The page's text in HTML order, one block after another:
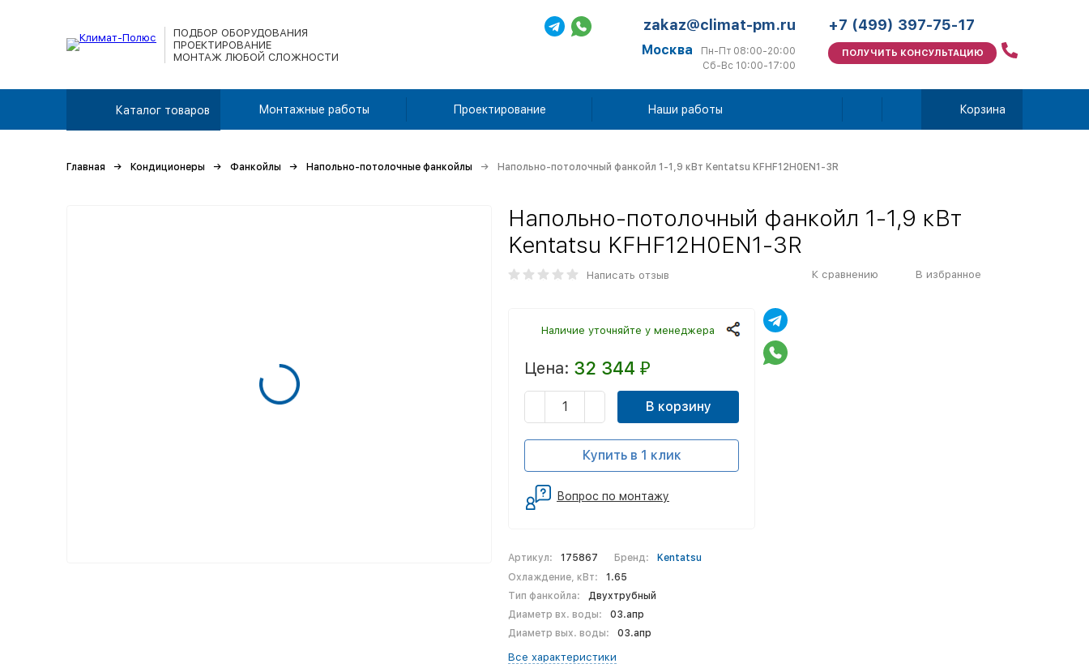
ПОДБОР ОБОРУДОВАНИЯ
ПРОЕКТИРОВАНИЕ
МОНТАЖ ЛЮБОЙ СЛОЖНОСТИ
zakaz@climat-pm.ru
Москва
Пн-Пт 08:00-20:00
Сб-Вс 10:00-17:00
+7 (499) 397-75-17
ПОЛУЧИТЬ КОНСУЛЬТАЦИЮ
Каталог товаров Монтажные работы Проектирование Наши работы Корзина
Главная Кондиционеры Фанкойлы Напольно-потолочные фанкойлы Напольно-потолочный фанкойл 1-1,9 кВт Kentatsu KFHF12H0EN1-3R
Напольно-потолочный фанкойл 1-1,9 кВт
Kentatsu KFHF12H0EN1-3R
Написать отзыв К сравнению В избранное
Артикул: 175867 Бренд:
Kentatsu
Охлаждение, кВт:
1.65
Тип фанкойла:
Двухтрубный
Диаметр вх. воды:
03.апр
Диаметр вых. воды:
03.апр
Все характеристики
Наличие уточняйте у менеджера
Цена: 32 344 ₽
В корзину
Купить в 1 клик
Вопрос по монтажу